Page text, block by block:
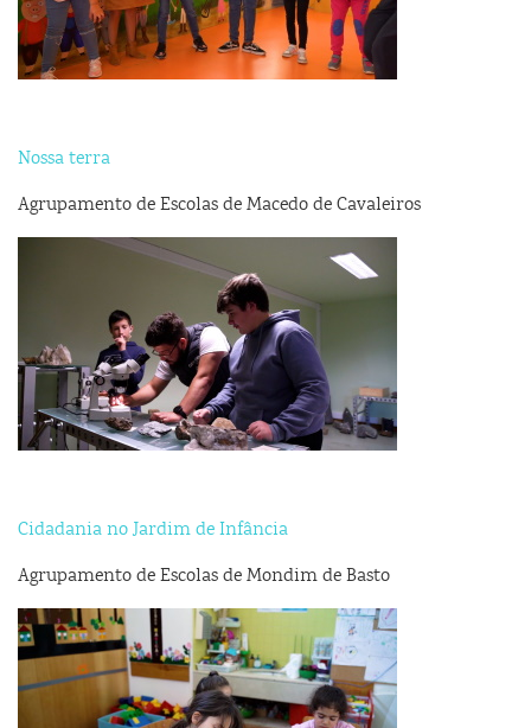
Nossa terra
Agrupamento de Escolas de Macedo de Cavaleiros
Cidadania no Jardim de Infância
Agrupamento de Escolas de Mondim de Basto